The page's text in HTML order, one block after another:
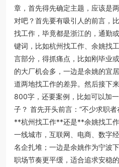
章，首先得先确定主题，应该是
对吧？首先要有吸引人的前言，
找工作，毕竟都是浙江的，通勤
键词，比如杭州找工作、余姚找
言部分，得抓痛点，比如刚毕业
的大厂机会多，一边是余姚的宜
道两地找工作的差异。然后接下
800字，还要案例，比如可以加
子？ 首先开头前言：“不少求职
**杭州找工作**还是**余姚找工
一线城市，互联网、电商、数字
名企扎堆；一边是余姚作为宁波
职场节奏更平缓，适合追求安稳